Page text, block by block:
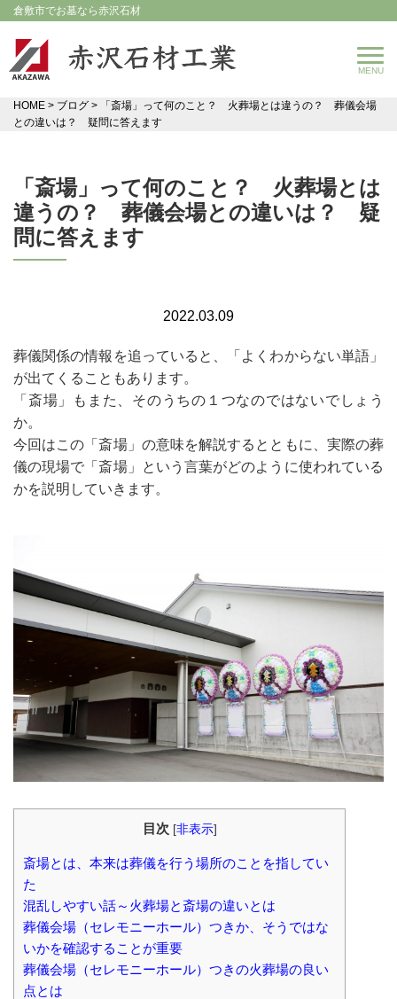
倉敷市でお墓なら赤沢石材
HOME > ブログ >
「斎場」って何のこと？ 火葬場とは違うの？ 葬儀会場
との違いは？ 疑問に答えます
「斎場」って何のこと？ 火葬場とは
違うの？ 葬儀会場との違いは？ 疑
問に答えます
2022.03.09
葬儀関係の情報を追っていると、「よくわからない単語」
が出てくることもあります。
「斎場」もまた、そのうちの１つなのではないでしょう
か。
今回はこの「斎場」の意味を解説するとともに、実際の葬
儀の現場で「斎場」という言葉がどのように使われている
かを説明していきます。
目次 [非表示]
斎場とは、本来は葬儀を行う場所のことを指してい
た
混乱しやすい話～火葬場と斎場の違いとは
葬儀会場（セレモニーホール）つきか、そうではな
いかを確認することが重要
葬儀会場（セレモニーホール）つきの火葬場の良い
点とは